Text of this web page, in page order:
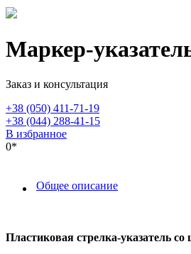
Маркер-
Заказ и консультация
+38 (050) 411-71-19
+38 (044) 288-41-15
В избранное
0*
Общее описание
Пластиковая стрелка-указатель